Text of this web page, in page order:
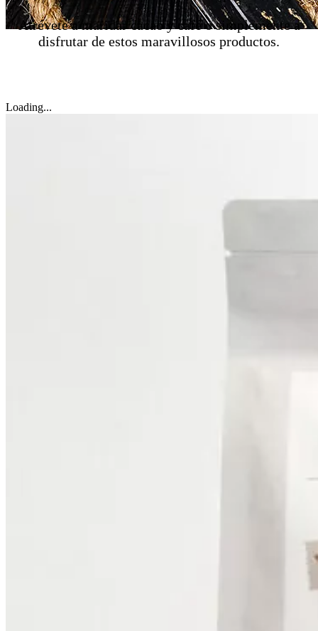
Atrévete a maridar cacao y café o simplemente a
disfrutar de estos maravillosos productos.
Loading...